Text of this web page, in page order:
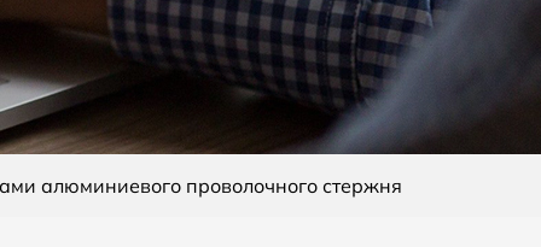
алюминиевого проволочного стержня